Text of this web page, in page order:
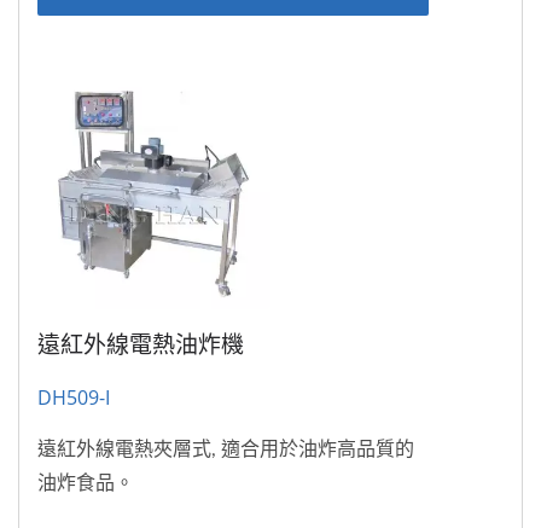
遠紅外線電熱油炸機
DH509-I
遠紅外線電熱夾層式, 適合用於油炸高品質的
油炸食品。